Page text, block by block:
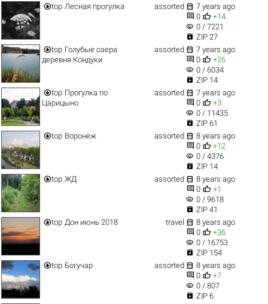
top Лесная прогулка assorted  7 years ago
 0  +14
visibility 0 / 7221
 ZIP 27
top Голубые озера
деревня Кондуки
assorted  7 years ago
 0  +26
visibility 0 / 6034
 ZIP 14
top Прогулка по
Царицыно
assorted  7 years ago
 0  +3
visibility 0 / 11435
 ZIP 61
top Воронеж assorted  8 years ago
 0  +12
visibility 0 / 4376
 ZIP 14
top ЖД assorted  8 years ago
 0  +1
visibility 0 / 9618
 ZIP 41
top Дон июнь 2018 travel  8 years ago
 0  +36
visibility 0 / 16753
 ZIP 154
top Богучар assorted  8 years ago
 0  +7
visibility 0 / 807
 ZIP 6